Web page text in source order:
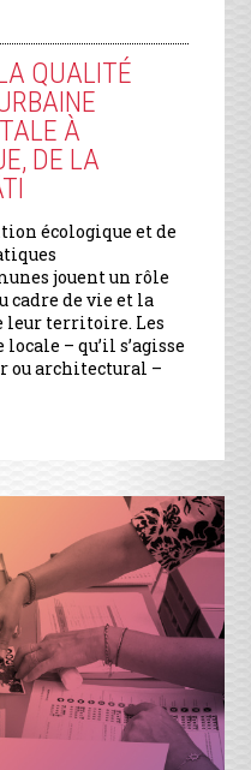
QUALITÉ
À
DE LA
écologique et de
jouent un rôle
cadre de vie et la
leur territoire. Les
– qu’il s’agisse
ou architectural –